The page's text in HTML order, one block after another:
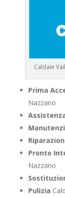
Caldaie
Prima
Nazzano
Pronto
Nazzano
Pulizia